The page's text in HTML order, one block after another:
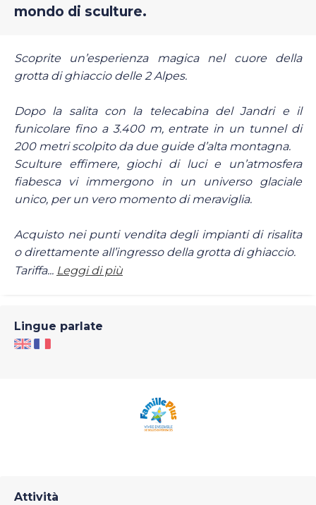
mondo di sculture.
Scoprite un’esperienza magica nel cuore della
grotta di ghiaccio delle 2 Alpes.
Dopo la salita con la telecabina del Jandri e il
funicolare fino a 3.400 m, entrate in un tunnel di
200 metri scolpito da due guide d’alta montagna.
Sculture effimere, giochi di luci e un’atmosfera
fiabesca vi immergono in un universo glaciale
unico, per un vero momento di meraviglia.
Acquisto nei punti vendita degli impianti di risalita
o direttamente all’ingresso della grotta di ghiaccio.
Tariffa... Leggi di più
Lingue parlate
Attività